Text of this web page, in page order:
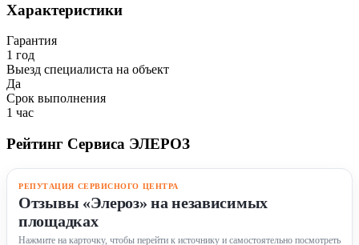
Характеристики
Гарантия
1 год
Выезд специалиста на объект
Да
Срок выполнения
1 час
Рейтинг Сервиса ЭЛЕРОЗ
РЕПУТАЦИЯ СЕРВИСНОГО ЦЕНТРА
Отзывы «Элероз» на независимых
площадках
Нажмите на карточку, чтобы перейти к источнику и самостоятельно посмотреть